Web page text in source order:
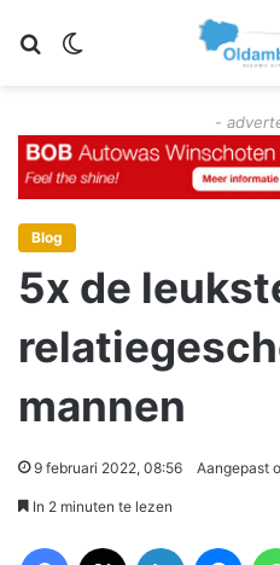
Zoeken
-
Blog
5x de
mannen
9 februari 2022, 08:56 Aangepast
In 2 minuten te lezen